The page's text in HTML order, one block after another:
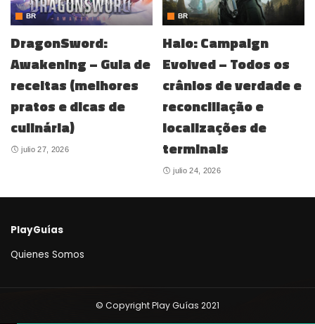
BR
DragonSword:
Awakening – Guia de
receitas (melhores
pratos e dicas de
culinária)
julio 27, 2026
BR
Halo: Campaign
Evolved – Todos os
crânios de verdade e
reconciliação e
localizações de
terminais
julio 24, 2026
PlayGuías
Quienes Somos
© Copyright Play Guías 2021